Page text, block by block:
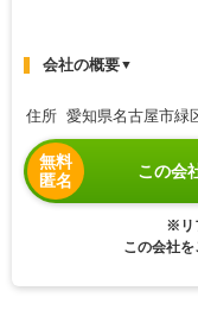
会社の概要▼
住所 愛知県名古屋市緑
無料
匿名
この会
※リ
この会社を